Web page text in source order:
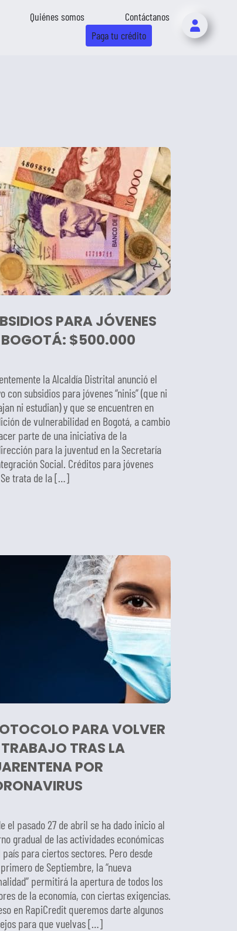
Quiénes somos
Contáctanos
Paga tu crédito
PARA JÓVENES
BOGOTÁ: $500.000
la Alcaldía Distrital anunció el
con subsidios para jóvenes “ninis” (que ni
ni estudian) y que se encuentren en
de vulnerabilidad en Bogotá, a cambio
parte de una iniciativa de la
para la juventud en la Secretaría
Social. Créditos para jóvenes
trata de la […]
PARA VOLVER
TRAS LA
POR
el pasado 27 de abril se ha dado inicio al
gradual de las actividades económicas
país para ciertos sectores. Pero desde
de Septiembre, la “nueva
permitirá la apertura de todos los
de la economía, con ciertas exigencias.
en RapiCredit queremos darte algunos
para que vuelvas […]